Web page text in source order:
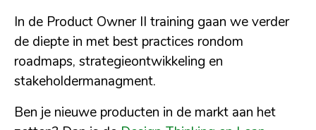
In de Product Owner II training gaan we verder
de diepte in met best practices rondom
roadmaps, strategieontwikkeling en
stakeholdermanagment.
Ben je nieuwe producten in de markt aan het